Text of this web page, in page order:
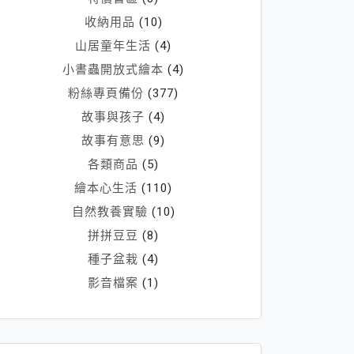
收納用品 (10)
山居童年生活 (4)
小書蟲開放式繪本 (4)
粉絲專頁備份 (377)
故事與孩子 (4)
故事有意思 (9)
各類商品 (5)
繪本心生活 (110)
自然教養實驗 (10)
拼拼豆豆 (8)
種子盆栽 (4)
影音檔案 (1)